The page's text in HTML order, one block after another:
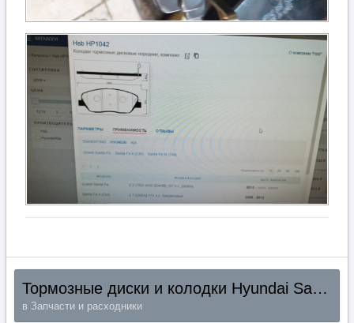
Тормозные диски и колодки Hyundai Santa Fe TM 2018+
в Запчасти и расходники